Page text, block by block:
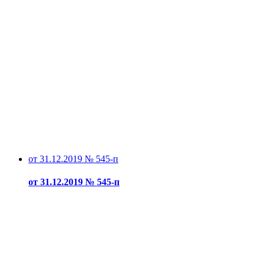
от 31.12.2019 № 545-п
от 31.12.2019 № 545-п